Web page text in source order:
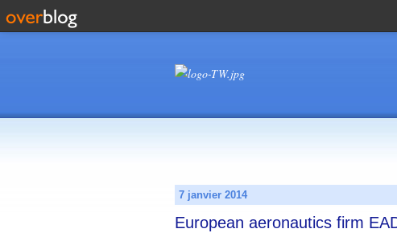
7 janvier 2014
European aeronautics firm